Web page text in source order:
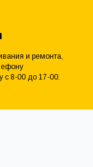
и ремонта,
с 8-00 до 17-00.